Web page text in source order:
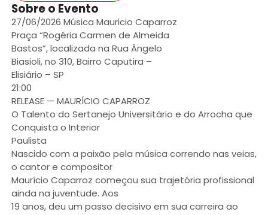
Sobre o Evento
27/06/2026 Música Mauricio Caparroz
Praça “Rogéria Carmen de Almeida
Bastos”, localizada na Rua Ângelo
Biasioli, no 310, Bairro Caputira –
Elisiário – SP
21:00
RELEASE — MAURÍCIO CAPARROZ
O Talento do Sertanejo Universitário e do Arrocha que
Conquista o Interior
Paulista
Nascido com a paixão pela música correndo nas veias,
o cantor e compositor
Maurício Caparroz começou sua trajetória profissional
ainda na juventude. Aos
19 anos, deu um passo decisivo em sua carreira ao